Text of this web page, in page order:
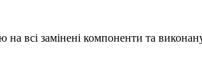
всі замінені компоненти та